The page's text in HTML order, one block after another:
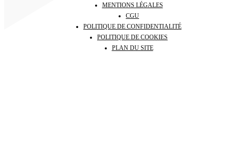
MENTIONS LÉGALES
CGU
POLITIQUE DE CONFIDENTIALITÉ
POLITIQUE DE COOKIES
PLAN DU SITE